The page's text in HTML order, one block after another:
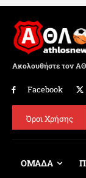
Ακολουθήστε τον
Facebook
Όροι Χρήσης
ΟΜΑΔΑ